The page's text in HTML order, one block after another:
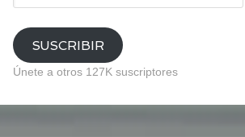
email
SUSCRIBIR
Únete a otros 127K suscriptores